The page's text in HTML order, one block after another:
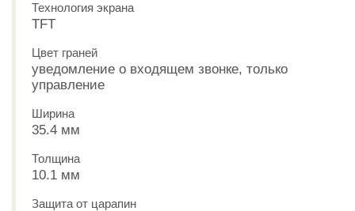
Технология экрана
TFT
Цвет граней
уведомление о входящем звонке, только
управление
Ширина
35.4 мм
Толщина
10.1 мм
Защита от царапин